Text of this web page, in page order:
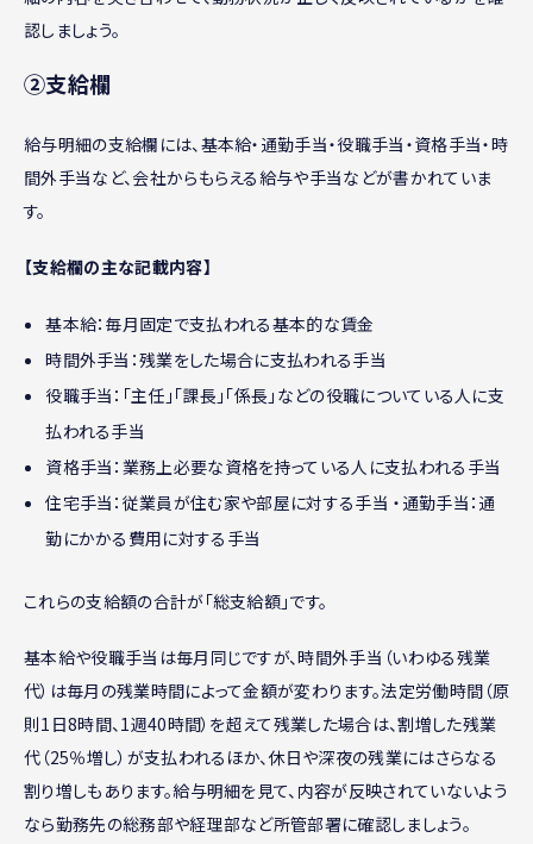
認しましょう。
②支給欄
給与明細の支給欄には、基本給・通勤手当・役職手当・資格手当・時
間外手当など、会社からもらえる給与や手当などが書かれていま
す。
【支給欄の主な記載内容】
基本給：毎月固定で支払われる基本的な賃金
時間外手当：残業をした場合に支払われる手当
役職手当：「主任」「課長」「係長」などの役職についている人に支
払われる手当
資格手当：業務上必要な資格を持っている人に支払われる手当
住宅手当：従業員が住む家や部屋に対する手当 ・通勤手当：通
勤にかかる費用に対する手当
これらの支給額の合計が「総支給額」です。
基本給や役職手当は毎月同じですが、時間外手当（いわゆる残業
代）は毎月の残業時間によって金額が変わります。法定労働時間（原
則1日8時間、1週40時間）を超えて残業した場合は、割増した残業
代（25％増し）が支払われるほか、休日や深夜の残業にはさらなる
割り増しもあります。給与明細を見て、内容が反映されていないよう
なら勤務先の総務部や経理部など所管部署に確認しましょう。